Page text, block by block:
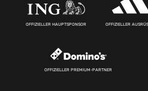
OFFIZIELLER HAUPTSPONSOR OFFIZIELLER
OFFIZIELLER PREMIUM-PARTNER